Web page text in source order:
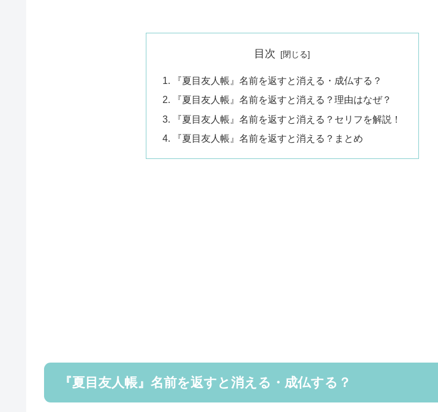
目次
『夏目友人帳』名前を返すと消える・成仏する？
『夏目友人帳』名前を返すと消える？理由はなぜ？
『夏目友人帳』名前を返すと消える？セリフを解説！
『夏目友人帳』名前を返すと消える？まとめ
『夏目友人帳』名前を返すと消える・成仏する？